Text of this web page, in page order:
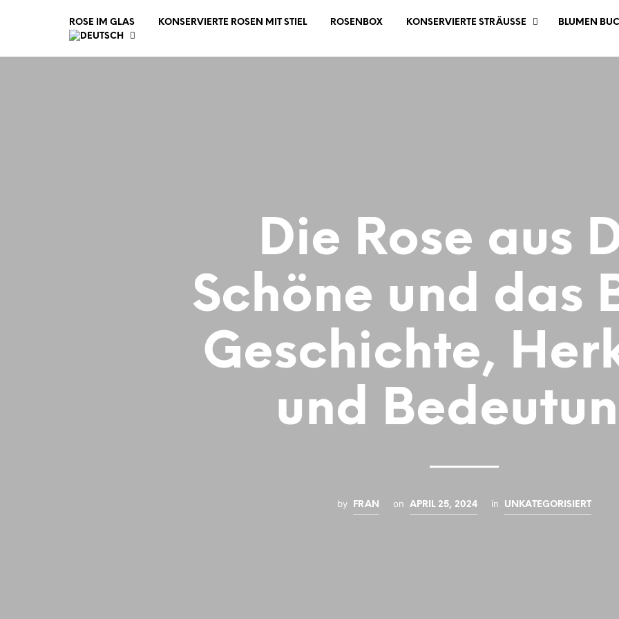
ROSE IM GLAS KONSERVIERTE ROSEN MIT STIEL ROSENBOX KONSERVIERTE STRÄUSSE BLUMEN
Die Rose aus
Schöne und das
Geschichte,
und
by FRAN on APRIL 25, 2024 in UNKATEGORISIERT